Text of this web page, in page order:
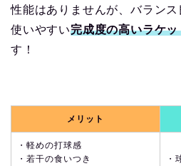
性能はありませんが、バラン
使いやすい完成度の高いラケッ
す！
メリット
・軽めの打球感
・若干の食いつき
・